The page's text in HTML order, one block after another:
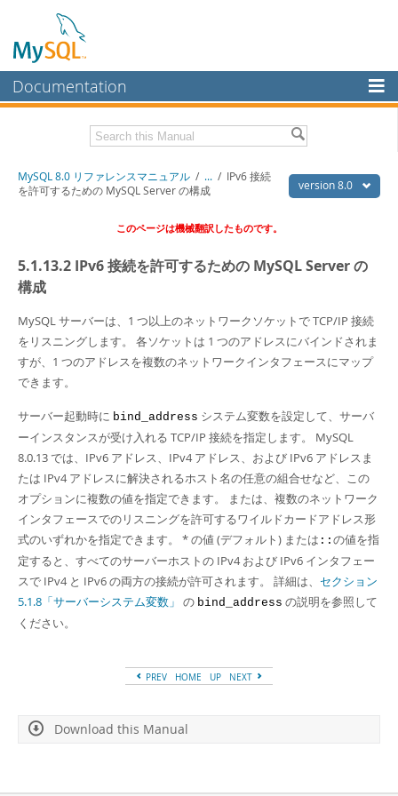
Documentation
MySQL Enterprise
Workbench
Connectors
MySQL.com
Downloads
Download this Manual version 8.0
MySQL 8.0 リファレンスマニュアル / ... / IPv6 接続
を許可するための MySQL Server の構成
このページは機械翻訳したものです。
5.1.13.2 IPv6 接続を許可するための MySQL Server の
構成
MySQL サーバーは、1 つ以上のネットワークソケットで TCP/IP 接続
をリスニングします。 各ソケットは 1 つのアドレスにバインドされま
すが、1 つのアドレスを複数のネットワークインタフェースにマップ
できます。
サーバー起動時に bind_address システム変数を設定して、サーバ
ーインスタンスが受け入れる TCP/IP 接続を指定します。 MySQL
8.0.13 では、IPv6 アドレス、IPv4 アドレス、および IPv6 アドレスま
たは IPv4 アドレスに解決されるホスト名の任意の組合せなど、この
オプションに複数の値を指定できます。 または、複数のネットワーク
インタフェースでのリスニングを許可するワイルドカードアドレス形
式のいずれかを指定できます。 * の値 (デフォルト) または :: の値を指
定すると、すべてのサーバーホストの IPv4 および IPv6 インタフェー
スで IPv4 と IPv6 の両方の接続が許可されます。 詳細は、 セクション
5.1.8「サーバーシステム変数」 の bind_address の説明を参照して
ください。
PREV HOME UP NEXT
Download this Manual